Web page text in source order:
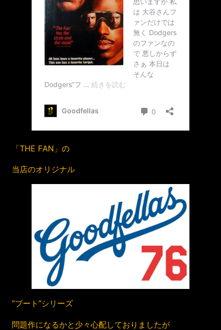
「THE FAN」の
当店のオリジナル
“ブート”シリーズ
問題作になるかと少々心配しておりましたが